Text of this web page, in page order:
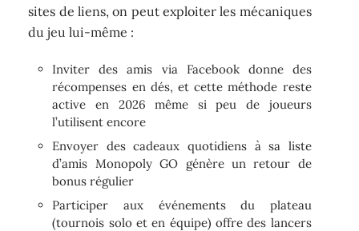
sites de liens, on peut exploiter les mécaniques
du jeu lui-même :
Inviter des amis via Facebook donne des
récompenses en dés, et cette méthode reste
active en 2026 même si peu de joueurs
l’utilisent encore
Envoyer des cadeaux quotidiens à sa liste
d’amis Monopoly GO génère un retour de
bonus régulier
Participer aux événements du plateau
(tournois solo et en équipe) offre des lancers